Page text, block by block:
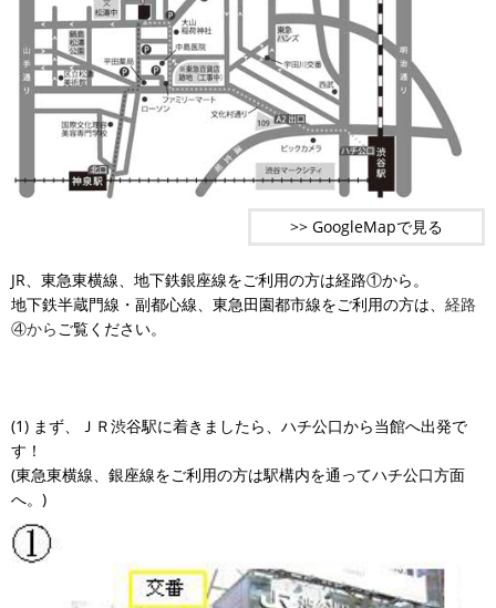
>> GoogleMapで見る
JR、東急東横線、地下鉄銀座線をご利用の方は経路①から。
地下鉄半蔵門線・副都心線、東急田園都市線をご利用の方は、 経路
④から ご覧ください。
(1) まず、ＪＲ渋谷駅に着きましたら、ハチ公口から当館へ出発で
す！
(東急東横線、銀座線をご利用の方は駅構内を通ってハチ公口方面
へ。)